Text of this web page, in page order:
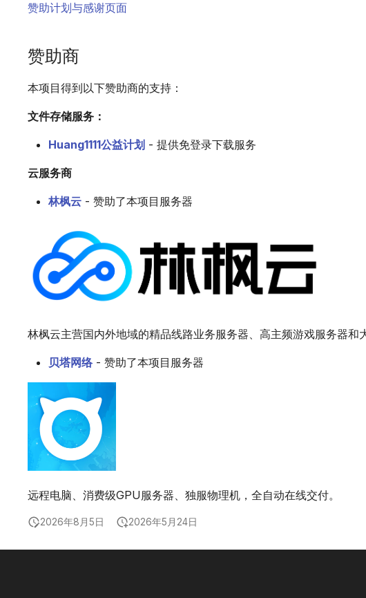
赞助计划与感谢页面
赞助商
本项目得到以下赞助商的支持：
文件存储服务：
Huang1111公益计划 - 提供免登录下载服务
云服务商
林枫云 - 赞助了本项目服务器
林枫云主营国内外地域的精品线路业务服务器、高主频游戏服务器和
贝塔网络- 赞助了本项目服务器
远程电脑、消费级GPU服务器、独服物理机，全自动在线交付。
2026年8月5日 2026年5月24日